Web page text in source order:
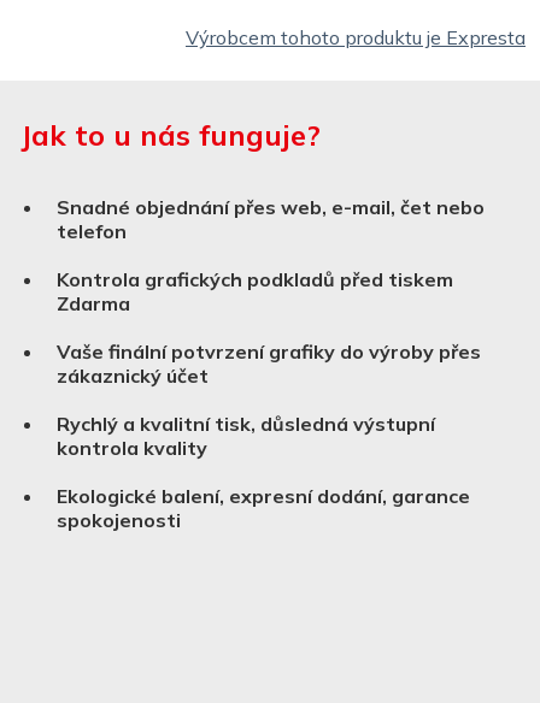
Výrobcem tohoto produktu je Expresta
Jak to u nás funguje?
Snadné objednání přes web, e-mail, čet nebo
telefon
Kontrola grafických podkladů před tiskem
Zdarma
Vaše finální potvrzení grafiky do výroby přes
zákaznický účet
Rychlý a kvalitní tisk, důsledná výstupní
kontrola kvality
Ekologické balení, expresní dodání, garance
spokojenosti